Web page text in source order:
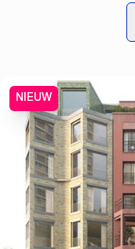
NIEUW